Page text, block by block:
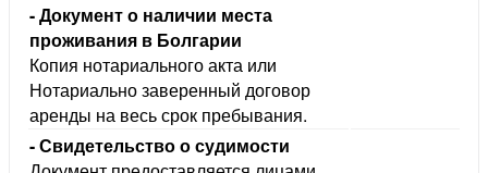
- Документ о наличии места
проживания в Болгарии
Копия нотариального акта или
Нотариально заверенный договор
аренды на весь срок пребывания.
- Свидетельство о судимости